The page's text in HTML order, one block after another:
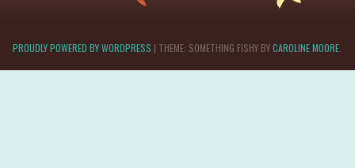
PROUDLY POWERED BY WORDPRESS | THEME: SOMETHING FISHY BYCAROLINE MOORE